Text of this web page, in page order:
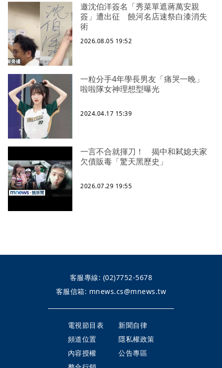
邀沈伯洋簽名「秀菜單遮蔣萬安親
簽」遭出征 饒河名店速祭白漆消失
術
2026.08.05 19:52
一粒分手4年學長男友「痛哭一晚」
啦啦隊女神理想型曝光
2024.04.17 15:39
一言不合就揮刀！ 揭中和弒媳夫家
欠債販毒「驚天黑歷史」
2026.07.29 19:55
客服專線: (02)7752-5678
客服信箱: mnews.cs@mnews.tw
電視節目表
新聞自律
頻道位置
隱私權政策
內容授權
公告專區